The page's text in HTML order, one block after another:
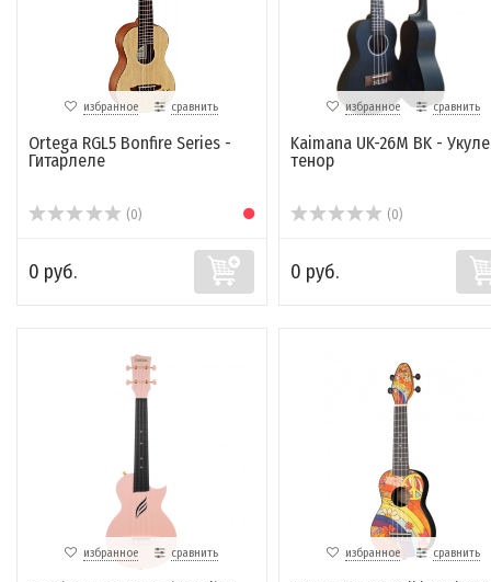
избранное сравнить
Ortega RGL5 Bonfire Series -
Гитарлеле
(0)
0 руб.
избранное сравнить
Kaimana UK-26M BK -
тенор
(0)
0 руб.
избранное сравнить избранное сравнить